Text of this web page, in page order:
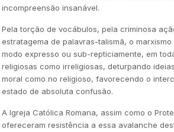
incompreensão insanável.
Pela torção de vocábulos, pela criminosa
estratagema de palavras-talismã, o
modo expresso ou sub-repticiamente, em
religiosas como irreligiosas, deturpando
moral como no religioso, favorecendo o
estado de absoluta confusão.
A Igreja Católica Romana, assim como o
ofereceram resistência a essa avalanche